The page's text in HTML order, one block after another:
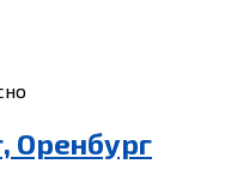
Оренбург